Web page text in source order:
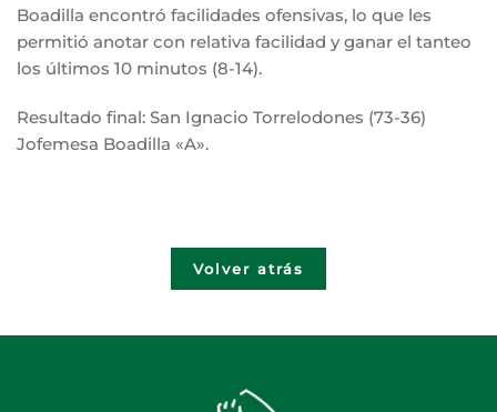
Boadilla encontró facilidades ofensivas, lo que les
permitió anotar con relativa facilidad y ganar el tanteo
los últimos 10 minutos (8-14).
Resultado final: San Ignacio Torrelodones (73-36)
Jofemesa Boadilla «A».
Volver atrás